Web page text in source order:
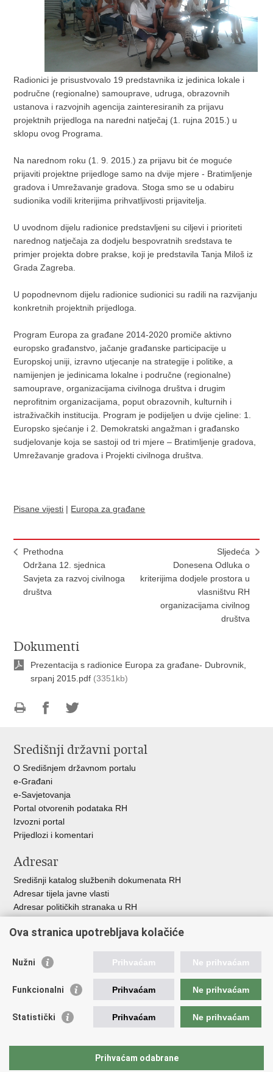
Radionici je prisustvovalo 19 predstavnika iz jedinica lokale i
područne (regionalne) samouprave, udruga, obrazovnih
ustanova i razvojnih agencija zainteresiranih za prijavu
projektnih prijedloga na naredni natječaj (1. rujna 2015.) u
sklopu ovog Programa.
Na narednom roku (1. 9. 2015.) za prijavu bit će moguće
prijaviti projektne prijedloge samo na dvije mjere - Bratimljenje
gradova i Umrežavanje gradova. Stoga smo se u odabiru
sudionika vodili kriterijima prihvatljivosti prijavitelja.
U uvodnom dijelu radionice predstavljeni su ciljevi i prioriteti
narednog natječaja za dodjelu bespovratnih sredstava te
primjer projekta dobre prakse, koji je predstavila Tanja Miloš iz
Grada Zagreba.
U popodnevnom dijelu radionice sudionici su radili na razvijanju
konkretnih projektnih prijedloga.
Program Europa za građane 2014-2020 promiče aktivno
europsko građanstvo, jačanje građanske participacije u
Europskoj uniji, izravno utjecanje na strategije i politike, a
namijenjen je jedinicama lokalne i područne (regionalne)
samouprave, organizacijama civilnoga društva i drugim
neprofitnim organizacijama, poput obrazovnih, kulturnih i
istraživačkih institucija. Program je podijeljen u dvije cjeline: 1.
Europsko sjećanje i 2. Demokratski angažman i građansko
sudjelovanje koja se sastoji od tri mjere – Bratimljenje gradova,
Umrežavanje gradova i Projekti civilnoga društva.
Pisane vijesti | Europa za građane
Prethodna
Održana 12. sjednica
Savjeta za razvoj civilnoga
društva
Sljedeća
Donesena Odluka o
kriterijima dodjele prostora u
vlasništvu RH
organizacijama civilnog
društva
Dokumenti
Prezentacija s radionice Europa za građane- Dubrovnik,
srpanj 2015.pdf (3351kb)
FacebookuTwitteru
Središnji državni portal
O Središnjem državnom portalu
e-Građani
e-Savjetovanja
Portal otvorenih podataka RH
Izvozni portal
Prijedlozi i komentari
Adresar
Središnji katalog službenih dokumenata RH
Adresar tijela javne vlasti
Adresar političkih stranaka u RH
Besplatni telefoni javne uprave
Važne poveznice
Vlada Republike Hrvatske
Registar neprofitnih organizacija
Nacionalna zaklada za razvoj civilnoga društva
Ova stranica upotrebljava kolačiće
Nužni Prihvaćam Ne prihvaćam
Funkcionalni Prihvaćam Ne prihvaćam
Statistički Prihvaćam Ne prihvaćam
Prihvaćam odabrane